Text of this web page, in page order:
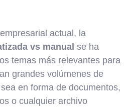
actual, la
vs manual se ha
temas más relevantes para
grandes volúmenes de
en forma de documentos,
o cualquier archivo